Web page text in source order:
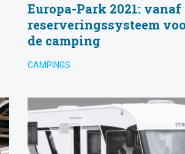
Europa-Park 2021: vanaf
reserveringssysteem
de camping
CAMPINGS